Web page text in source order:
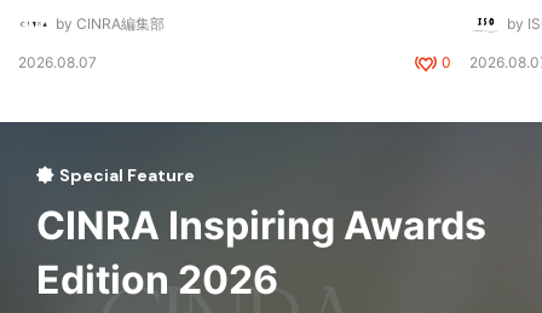
by CINRA編集部
2026.08.07 0
by
Special Feature
CINRA Inspiring Awards
Edition 2026